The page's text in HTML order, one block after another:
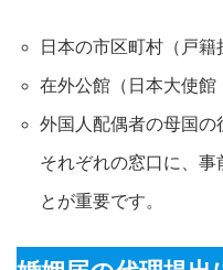
日本の市区町村（戸籍
在外公館（日本大使館
外国人配偶者の母国の
それぞれの窓口に、事
とが重要です。​